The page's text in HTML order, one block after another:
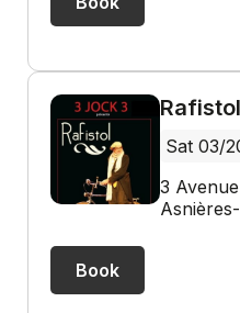
Rafistol
Sat 03/
3
Book